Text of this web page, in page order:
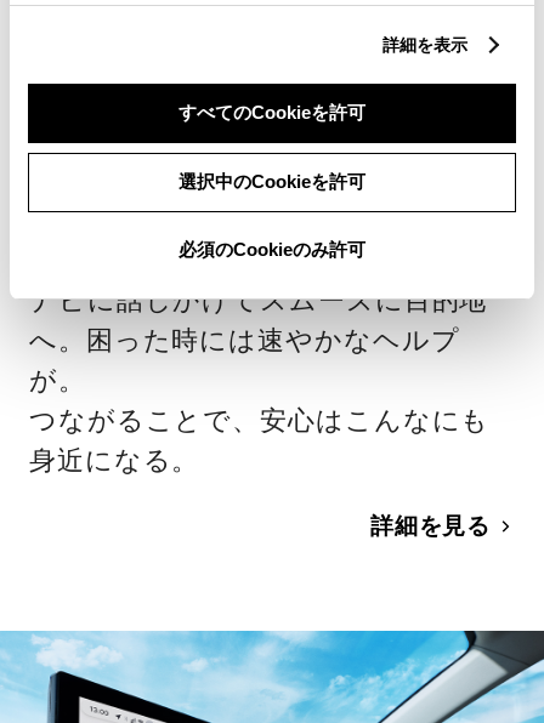
詳細を表示
すべてのCookieを許可
選択中のCookieを許可
必須のCookieのみ許可
あなたと、クルマ
と、
トヨタが安心でつな
がる。
ナビに話しかけてスムーズに目的地
へ。困った時には速やかなヘルプ
が。
つながることで、安心はこんなにも
身近になる。
詳細を見る